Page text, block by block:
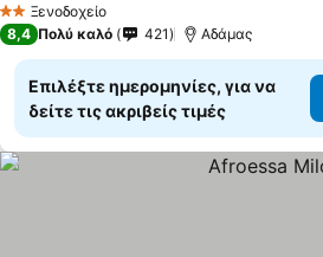
2 ΑστέριαΞενοδοχείο
8,4 Πολύ καλό 421 Αδάμας
Επιλέξτε ημερομηνίες, για να
δείτε τις ακριβείς τιμές